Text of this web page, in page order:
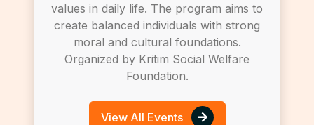
values in daily life. The program aims to
create balanced individuals with strong
moral and cultural foundations.
Organized by Kritim Social Welfare
Foundation.
View All Events